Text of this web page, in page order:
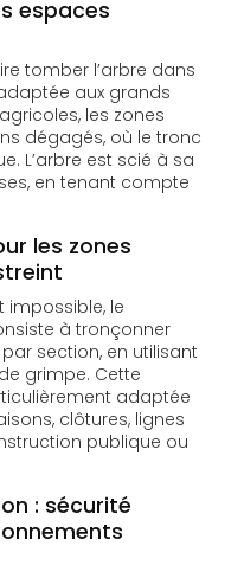
espaces
tomber l’arbre dans
aux grands
les zones
dégagés, où le tronc
L’arbre est scié à sa
en tenant compte
les zones
impossible, le
à tronçonner
section, en utilisant
grimpe. Cette
adaptée
clôtures, lignes
publique ou
: sécurité